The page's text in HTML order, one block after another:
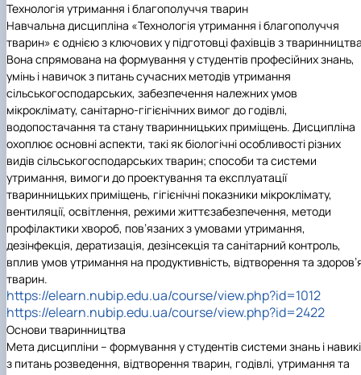
Технологія утримання і благополуччя тварин
Навчальна дисципліна «Технологія утримання і благополуччя
тварин» є однією з ключових у підготовці фахівців з
Вона спрямована на формування у студентів професійних знань,
умінь і навичок з питань сучасних методів утримання
сільськогосподарських, забезпечення належних умов
мікроклімату, санітарно-гігієнічних вимог до годівлі,
водопостачання та стану тваринницьких приміщень. Дисципліна
охоплює основні аспекти, такі як біологічні особливості різних
видів сільськогосподарських тварин; способи та системи
утримання, вимоги до проектування та експлуатації
тваринницьких приміщень, гігієнічні показники мікроклімату,
вентиляції, освітлення, режими життєзабезпечення, методи
профілактики хвороб, пов’язаних з умовами утримання,
дезінфекція, дератизація, дезінсекція та санітарний контроль,
вплив умов утримання на продуктивність, відтворення та
тварин.
https://elearn.nubip.edu.ua/course/view.php?id=1012
https://elearn.nubip.edu.ua/course/view.php?id=2422
Основи тваринництва
Мета дисципліни – формування у студентів системи знань і
з питань розведення, відтворення тварин, годівлі, утримання та